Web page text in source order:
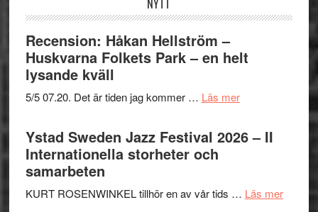
NYTT
Recension: Håkan Hellström –
Huskvarna Folkets Park – en helt
lysande kväll
5/5 07.20. Det är tiden jag kommer … Läs merom
Håkan
Hellström
Folkets
Ystad Sweden Jazz Festival 2026 – II
Internationella storheter och
samarbeten
KURT ROSENWINKEL tillhör en av vår tids … Läs merom